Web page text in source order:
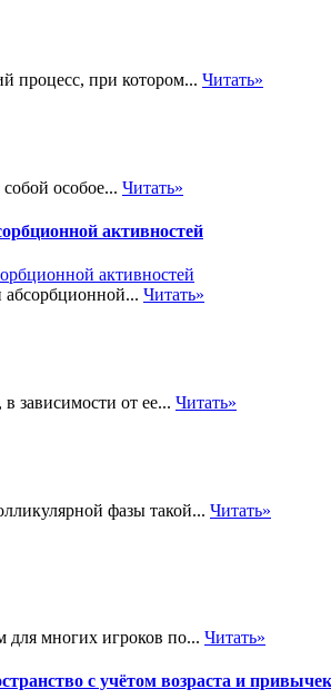
процесс, при котором... Читать»
особое... Читать»
активностей
абсорбционной... Читать»
зависимости от ее... Читать»
фазы такой... Читать»
для многих игроков по... Читать»
с учётом возраста и привычек